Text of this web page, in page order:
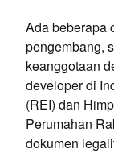
Ada beberapa
pengembang,
keanggotaan
developer di
(REI) dan
Perumahan
dokumen